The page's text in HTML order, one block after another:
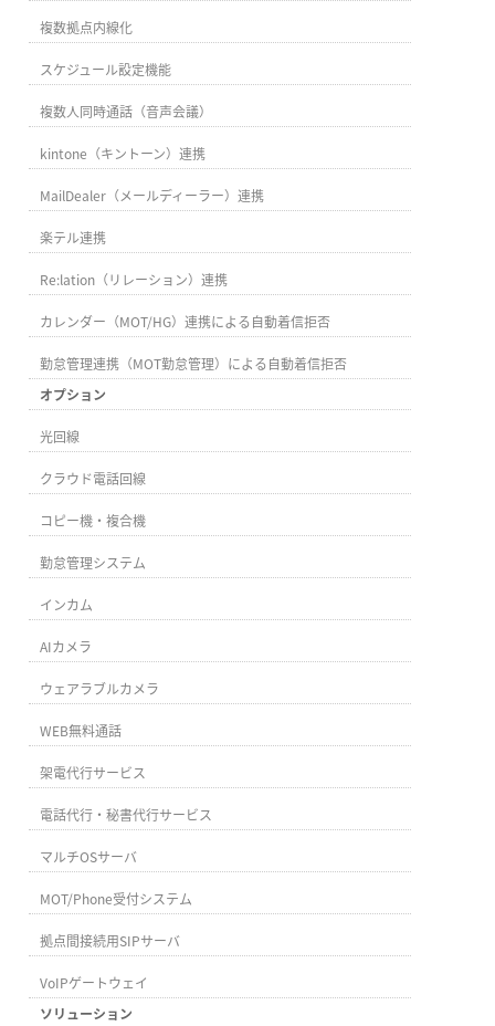
複数拠点内線化
スケジュール設定機能
複数人同時通話（音声会議）
kintone（キントーン）連携
MailDealer（メールディーラー）連携
楽テル連携
Re:lation（リレーション）連携
カレンダー（MOT/HG）連携による自動着信拒否
勤怠管理連携（MOT勤怠管理）による自動着信拒否
オプション
光回線
クラウド電話回線
コピー機・複合機
勤怠管理システム
インカム
AIカメラ
ウェアラブルカメラ
WEB無料通話
架電代行サービス
電話代行・秘書代行サービス
マルチOSサーバ
MOT/Phone受付システム
拠点間接続用SIPサーバ
VoIPゲートウェイ
ソリューション